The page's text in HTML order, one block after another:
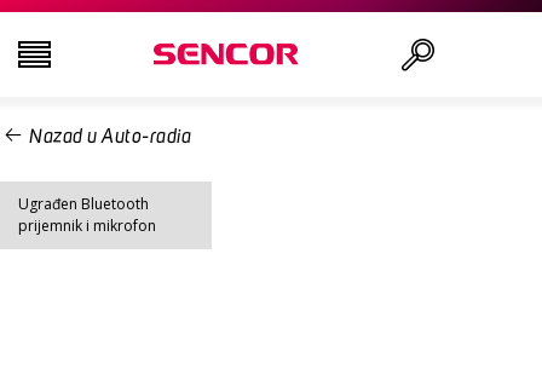
TELEVIZORI
AUDIO - VIDEO
Nazad u Auto-radia
Ugrađen Bluetooth
prijemnik i mikrofon